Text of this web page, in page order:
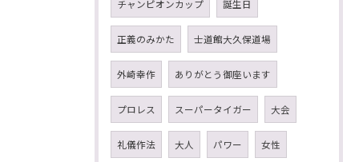
チャンピオンカップ 誕生日
正義のみかた 士道館大久保道場
外崎幸作 ありがとう御座います
プロレス スーパータイガー 大会
礼儀作法 大人 パワー 女性